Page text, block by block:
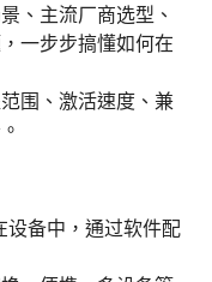
、主流厂商选型、
一步步搞懂如何在
围、激活速度、兼
设备中，通过软件配